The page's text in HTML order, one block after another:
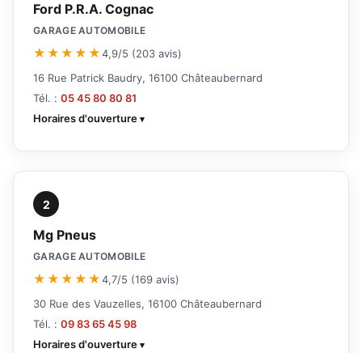
Ford P.R.A. Cognac
GARAGE AUTOMOBILE
★★★★★4,9/5 (203 avis)
16 Rue Patrick Baudry, 16100 Châteaubernard
Tél. : 05 45 80 80 81
Horaires d'ouverture
2
Mg Pneus
GARAGE AUTOMOBILE
★★★★★4,7/5 (169 avis)
30 Rue des Vauzelles, 16100 Châteaubernard
Tél. : 09 83 65 45 98
Horaires d'ouverture